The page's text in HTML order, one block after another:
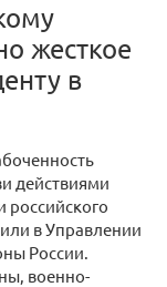
жесткое
в
действиями
российского
в Управлении
России.
военно-